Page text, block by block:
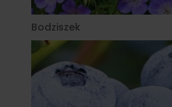
Bodziszek